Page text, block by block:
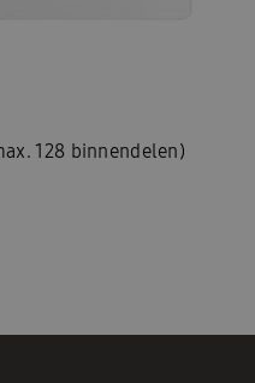
128 binnendelen)